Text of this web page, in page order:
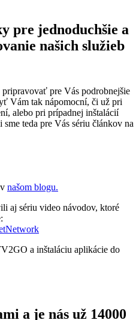
pre jednoduchšie a
našich služieb
pre Vás podrobnejšie
Vám tak nápomocní, či už pri
alebo pri prípadnej inštalácií
teda pre Vás sériu článkov na
našom blogu.
aj sériu video návodov, ktoré
a inštaláciu aplikácie do
a je nás už 14000